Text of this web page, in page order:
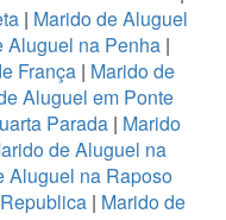
| Marido de Aluguel
Aluguel na Penha|
França | Marido de
Aluguel em Ponte
Parada| Marido
de Aluguel na
Aluguel na Raposo
| Marido de